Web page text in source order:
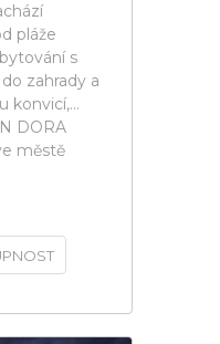
pláže
s
zahrady a
konvicí,...
DORA
městě